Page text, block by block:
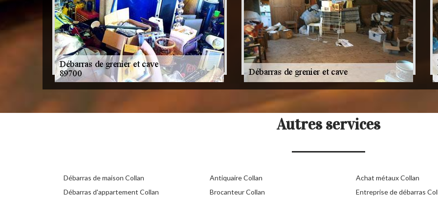
Autres services
Débarras de maison Collan
Débarras d'appartement Collan
Antiquaire Collan
Brocanteur Collan
Achat métaux Collan
Entreprise de débarras